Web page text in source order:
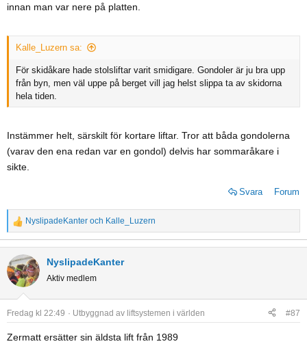
innan man var nere på platten.
Kalle_Luzern sa:
För skidåkare hade stolsliftar varit smidigare. Gondoler är ju bra upp
från byn, men väl uppe på berget vill jag helst slippa ta av skidorna
hela tiden.
Instämmer helt, särskilt för kortare liftar. Tror att båda gondolerna
(varav den ena redan var en gondol) delvis har sommaråkare i
sikte.
Svara Forum
R
e
c
t
n
s
NyslipadeKanter och Kalle_Luzern
NyslipadeKanter
Aktiv medlem
Fredag kl 22:49 Utbyggnad av liftsystemen i världen #87
Zermatt ersätter sin äldsta lift från 1989